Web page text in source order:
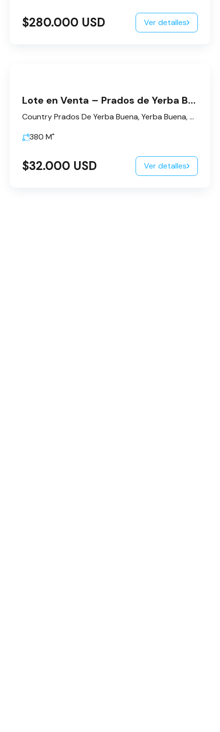
$280.000 USD Ver detalles
Lote en Venta – Prados de Yerba Buena
Country Prados De Yerba Buena, Yerba Buena, Tucumán, Argentina
380 M"
$32.000 USD Ver detalles